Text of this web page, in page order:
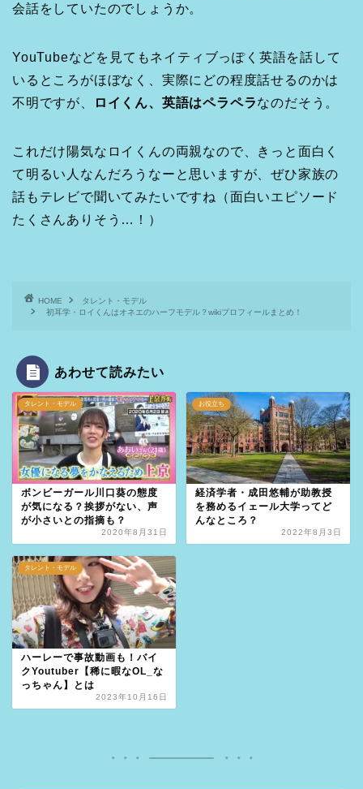
会話をしていたのでしょうか。
YouTubeなどを見てもネイティブっぽく英語を話して
いるところがほぼなく、実際にどの程度話せるのかは
不明ですが、
ロイくん、英語はペラペラなのだそう。
これだけ陽気なロイくんの両親なので、きっと面白く
て明るい人なんだろうなーと思いますが、ぜひ家族の
話もテレビで聞いてみたいですね（面白いエピソード
たくさんありそう…！）
HOME
タレント・モデル
初耳学・ロイくんはオネエのハーフモデル？wikiプロフィールまとめ！
あわせて読みたい
タレント・モデル
ボンビーガール川口葵の態度
が気になる？挨拶がない、声
が小さいとの指摘も？
2020年8月31日
お役立ち
経済学者・成田悠輔が助教授
を務めるイェール大学ってど
んなところ？
2022年8月3日
タレント・モデル
ハーレーで事故動画も！バイ
クYoutuber【稀に暇なOL_な
っちゃん】とは
2023年10月16日